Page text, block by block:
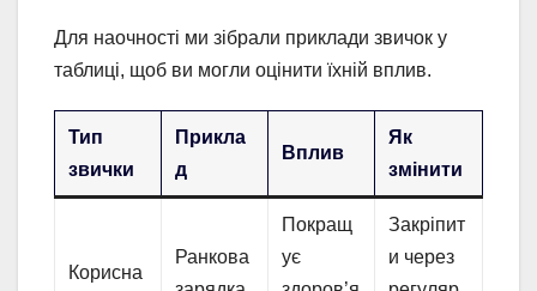
Для наочності ми зібрали приклади звичок у
таблиці, щоб ви могли оцінити їхній вплив.
Тип
звички
Прикла
д
Вплив
Як
змінити
Корисна
Ранкова
Покращ
ує
Закріпит
и через